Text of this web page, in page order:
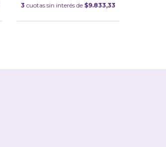
3 cuotas sin interés de $9.833,33